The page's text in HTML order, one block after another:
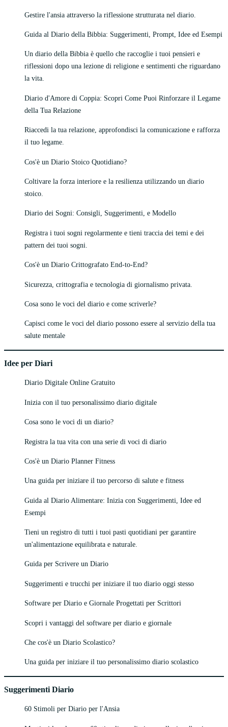
Gestire l'ansia attraverso la riflessione strutturata nel diario.
Guida al Diario della Bibbia: Suggerimenti, Prompt, Idee ed Esempi
Un diario della Bibbia è quello che raccoglie i tuoi pensieri e
riflessioni dopo una lezione di religione e sentimenti che riguardano
la vita.
Diario d'Amore di Coppia: Scopri Come Puoi Rinforzare il Legame
della Tua Relazione
Riaccedi la tua relazione, approfondisci la comunicazione e rafforza
il tuo legame.
Cos'è un Diario Stoico Quotidiano?
Coltivare la forza interiore e la resilienza utilizzando un diario
stoico.
Diario dei Sogni: Consigli, Suggerimenti, e Modello
Registra i tuoi sogni regolarmente e tieni traccia dei temi e dei
pattern dei tuoi sogni.
Cos'è un Diario Crittografato End-to-End?
Sicurezza, crittografia e tecnologia di giornalismo privata.
Cosa sono le voci del diario e come scriverle?
Capisci come le voci del diario possono essere al servizio della tua
salute mentale
Idee per Diari
Diario Digitale Online Gratuito
Inizia con il tuo personalissimo diario digitale
Cosa sono le voci di un diario?
Registra la tua vita con una serie di voci di diario
Cos'è un Diario Planner Fitness
Una guida per iniziare il tuo percorso di salute e fitness
Guida al Diario Alimentare: Inizia con Suggerimenti, Idee ed
Esempi
Tieni un registro di tutti i tuoi pasti quotidiani per garantire
un'alimentazione equilibrata e naturale.
Guida per Scrivere un Diario
Suggerimenti e trucchi per iniziare il tuo diario oggi stesso
Software per Diario e Giornale Progettati per Scrittori
Scopri i vantaggi del software per diario e giornale
Che cos'è un Diario Scolastico?
Una guida per iniziare il tuo personalissimo diario scolastico
Suggerimenti Diario
60 Stimoli per Diario per l'Ansia